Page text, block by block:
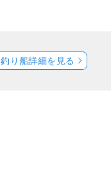
釣り船詳細を見る